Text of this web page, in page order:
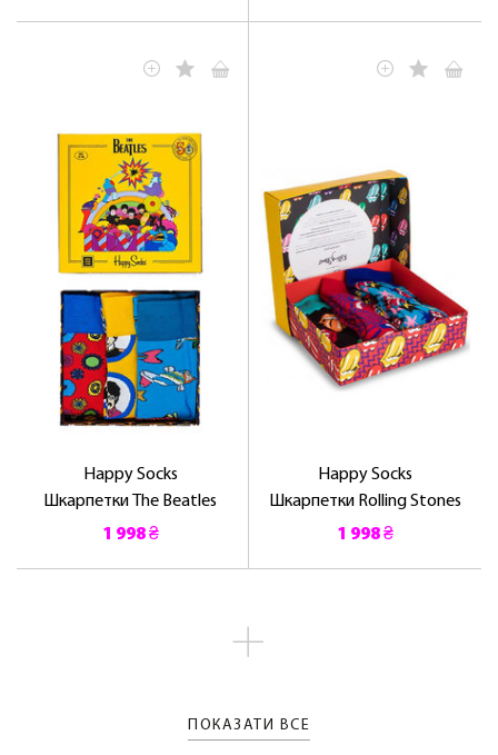
Happy Socks
Шкарпетки The Beatles
1 998 ₴
Happy Socks
Шкарпетки Rolling Stones
1 998 ₴
ПОКАЗАТИ ВСЕ